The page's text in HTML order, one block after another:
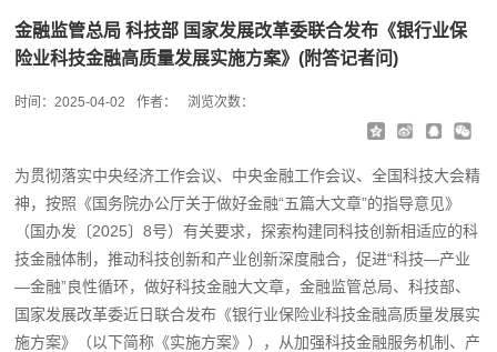
金融监管总局 科技部 国家发展改革委联合发布《银行业保
险业科技金融高质量发展实施方案》(附答记者问)
时间： 2025-04-02 作者： 浏览次数：
为贯彻落实中央经济工作会议、中央金融工作会议、全国科技大会精
神，按照《国务院办公厅关于做好金融“五篇大文章”的指导意见》
（国办发〔2025〕8号）有关要求，探索构建同科技创新相适应的科
技金融体制，推动科技创新和产业创新深度融合，促进“科技—产业
—金融”良性循环，做好科技金融大文章，金融监管总局、科技部、
国家发展改革委近日联合发布《银行业保险业科技金融高质量发展实
施方案》（以下简称《实施方案》），从加强科技金融服务机制、产